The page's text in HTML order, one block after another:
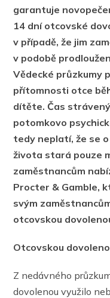
garantuje
14 dní otcovské
v případě, že jim
v podobě
Vědecké průzkumy
přítomnosti otce
dítěte. Čas
potomkovo
tedy neplatí, že se
života stará pouze
zaměstnancům
Procter & Gamble,
svým
otcovskou
Otcovskou
Z nedávného
dovolenou využilo